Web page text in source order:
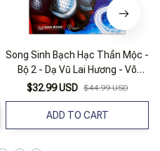
Song Sinh Bạch Hạc Thần Mộc -
Bộ 2 - Dạ Vũ Lai Hương - Võ
Thần Hoàng Đế
$32.99 USD $44.99 USD
ADD TO CART